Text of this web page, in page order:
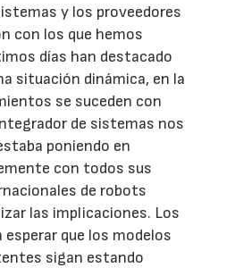
y los proveedores
con los que hemos
días han destacado
situación dinámica, en la
se suceden con
de sistemas nos
poniendo en
con todos sus
de robots
las implicaciones. Los
esperar que los modelos
sigan estando